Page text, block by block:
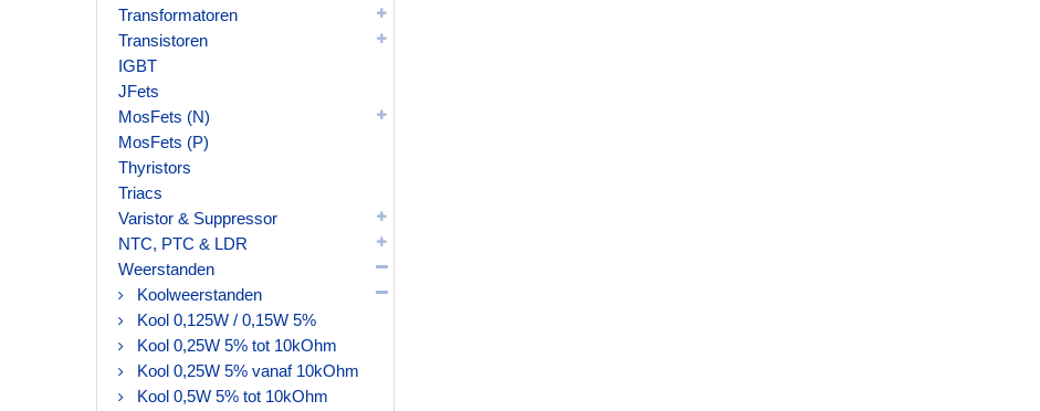
Transformatoren
Transistoren
IGBT
JFets
MosFets (N)
MosFets (P)
Thyristors
Triacs
Varistor & Suppressor
NTC, PTC & LDR
Weerstanden
Koolweerstanden
Kool 0,125W / 0,15W 5%
Kool 0,25W 5% tot 10kOhm
Kool 0,25W 5% vanaf 10kOhm
Kool 0,5W 5% tot 10kOhm